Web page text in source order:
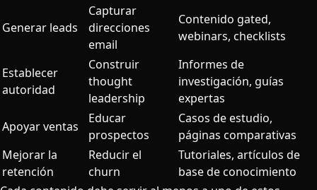
Generar leads
Capturar
direcciones
email
Contenido gated,
webinars, checklists
Establecer
autoridad
Construir
thought
leadership
Informes de
investigación, guías
expertas
Apoyar ventas
Educar
prospectos
Casos de estudio,
páginas comparativas
Mejorar la
retención
Reducir el
churn
Tutoriales, artículos de
base de conocimiento